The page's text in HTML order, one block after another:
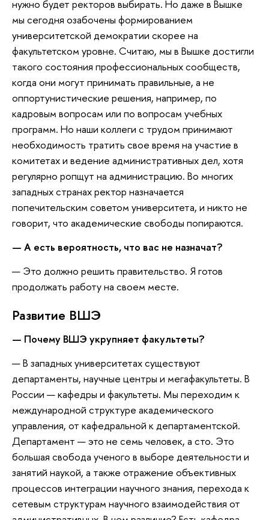
нужно будет ректоров выбирать. Но даже в Вышке
мы сегодня озабочены формированием
университетской демократии скорее на
факультетском уровне. Считаю, мы в Вышке достигли
такого состояния профессиональных сообществ,
когда они могут принимать правильные, а не
оппортунистические решения, например, по
кадровым вопросам или по вопросам учебных
программ. Но наши коллеги с трудом принимают
необходимость тратить свое время на участие в
комитетах и ведение административных дел, хотя
регулярно ропщут на администрацию. Во многих
западных странах ректор назначается
попечительским советом университета, и никто не
говорит, что академические свободы попираются.
— А есть вероятность, что вас не назначат?
— Это должно решить правительство. Я готов
продолжать работу на своем месте.
Развитие ВШЭ
— Почему ВШЭ укрупняет факультеты?
— В западных университетах существуют
департаменты, научные центры и мегафакультеты. В
России — кафедры и факультеты. Мы переходим к
международной структуре академического
управления, от кафедральной к департаментской.
Департамент — это не семь человек, а сто. Это
большая свобода ученого в выборе деятельности и
занятий наукой, а также отражение объективных
процессов интеграции научного знания, перехода к
сетевым структурам научного взаимодействия от